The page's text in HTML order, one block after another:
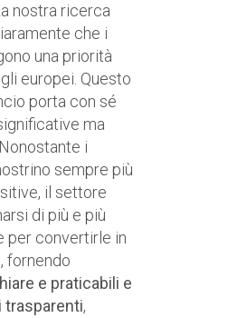
nostra ricerca
che i
una priorità
europei. Questo
porta con sé
ma
i
sempre più
il settore
di più e più
per convertirle in
fornendo
e praticabili e
trasparenti,